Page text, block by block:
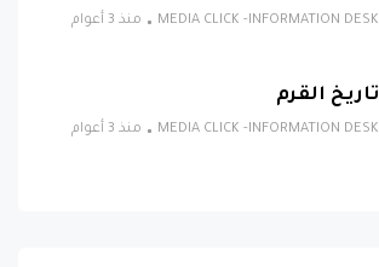
MEDIA CLICK -INFORMATION DESK منذ 3 أعوام
تاريخ القرم
MEDIA CLICK -INFORMATION DESK منذ 3 أعوام